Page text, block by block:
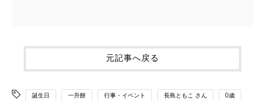
元記事へ戻る
誕生日 一升餅 行事・イベント 長島ともこ さん 0歳